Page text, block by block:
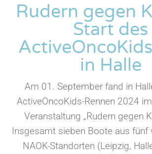
Rudern gegen
Start des
in Halle
Am 01. September fand in
ActiveOncoKids-Rennen 2024
Veranstaltung „Rudern gegen
Insgesamt sieben Boote aus fünf
NAOK-Standorten (Leipzig,